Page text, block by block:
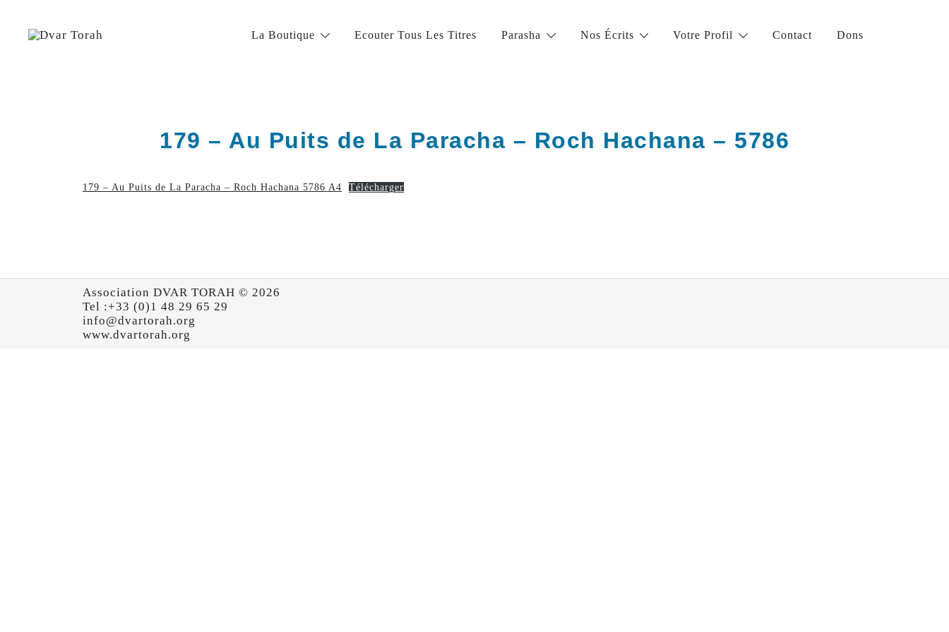
content
La Boutique Ecouter Tous Les Titres Parasha Nos Écrits Votre Profil Contact Dons
179 – Au Puits de La Paracha – Roch Hachana – 5786
179 – Au Puits de La Paracha – Roch Hachana 5786 A4 Télécharger
Association DVAR TORAH © 2026
Tel :+33 (0)1 48 29 65 29
info@dvartorah.org
www.dvartorah.org